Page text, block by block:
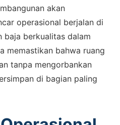
akan
operasional berjalan di
baja berkualitas dalam
memastikan bahwa ruang
tanpa mengorbankan
di bagian paling